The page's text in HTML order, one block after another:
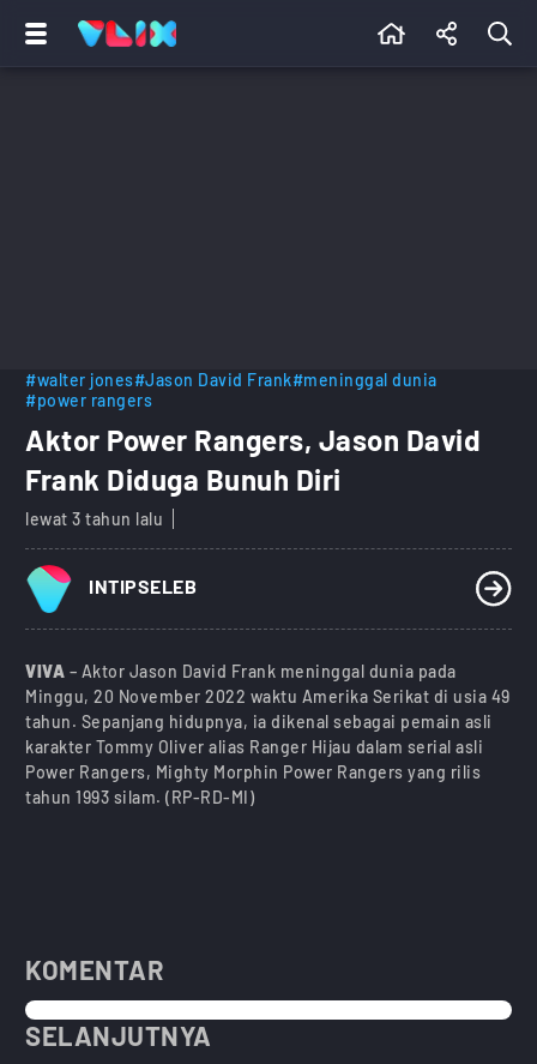
#walter jones#Jason David Frank#meninggal dunia
#power rangers
Aktor Power Rangers, Jason David
Frank Diduga Bunuh Diri
lewat 3 tahun lalu
INTIPSELEB
VIVA – Aktor Jason David Frank meninggal dunia pada
Minggu, 20 November 2022 waktu Amerika Serikat di usia 49
tahun. Sepanjang hidupnya, ia dikenal sebagai pemain asli
karakter Tommy Oliver alias Ranger Hijau dalam serial asli
Power Rangers, Mighty Morphin Power Rangers yang rilis
tahun 1993 silam. (RP-RD-MI)
KOMENTAR
SELANJUTNYA